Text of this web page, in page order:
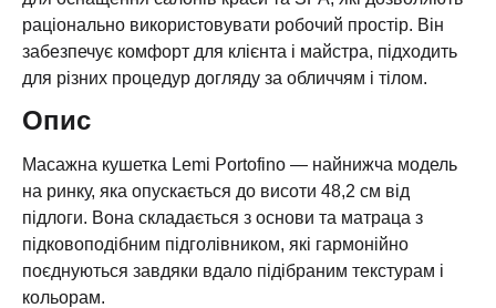
раціонально використовувати робочий простір. Він
забезпечує комфорт для клієнта і майстра, підходить
для різних процедур догляду за обличчям і тілом.
Опис
Масажна кушетка Lemi Portofino — найнижча модель
на ринку, яка опускається до висоти 48,2 см від
підлоги. Вона складається з основи та матраца з
підковоподібним підголівником, які гармонійно
поєднуються завдяки вдало підібраним текстурам і
кольорам.